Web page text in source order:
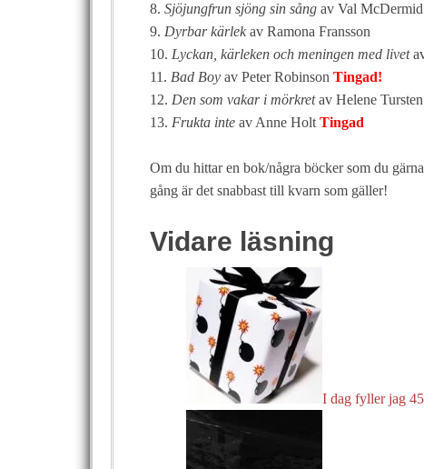
8. Sjöjungfrun sjöng sin sång av Val McDermid
9. Dyrbar kärlek av Ramona Fransson
10. Lyckan, kärleken och meningen med livet
11. Bad Boy av Peter Robinson Tingad!
12. Den som vakar i mörkretav Helene Tursten
13. Frukta inte av Anne Holt Tingad
Om du hittar en bok/några böcker som du
gång är det snabbast till kvarn som gäller!
Vidare läsning
I dag fyller jag